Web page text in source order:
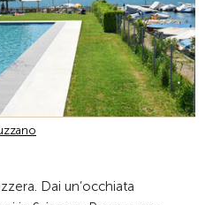
Dai un’occhiata